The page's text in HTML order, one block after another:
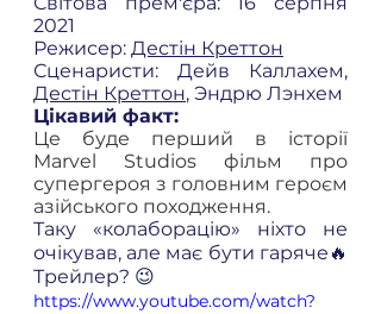
2021
Режисер: Дестін Креттон
Дестін Креттон, Эндрю Лэнхем
Цікавий факт:
Це буде перший в історії
Marvel Studios фільм про
супергероя з головним героєм
азійського походження.
Таку «колаборацію» ніхто не
очікував, але має бути гаряче🔥
Трейлер? 😉
https://www.youtube.com/watch?